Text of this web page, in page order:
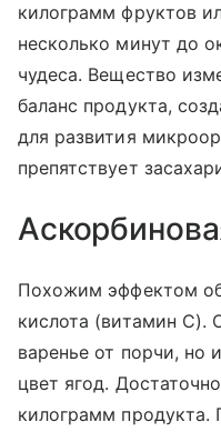
килограмм фруктов
несколько минут до
чудеса. Вещество
баланс продукта,
для развития
препятствует
Похожим эффектом
кислота (витамин С).
варенье от порчи, но
цвет ягод.
килограмм продукта.